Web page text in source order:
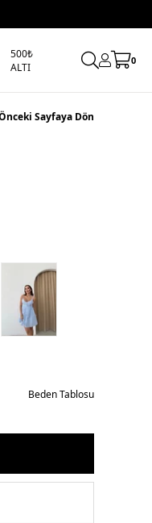
500₺
ALTI
0
Sayfaya Dön
Beden Tablosu